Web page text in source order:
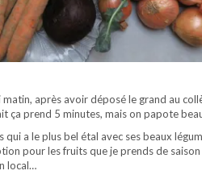
après avoir déposé le grand au
ça prend 5 minutes, mais on papote
qui a le plus bel étal avec ses beaux
pour les fruits que je prends de
local…